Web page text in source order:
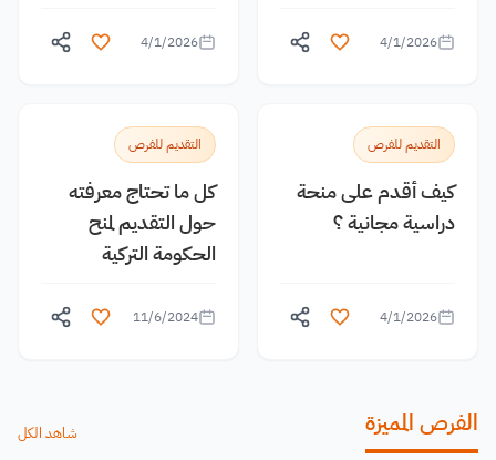
4/1/2026
4/1/2026
التقديم للفرص
كيف أقدم على منحة
دراسية مجانية ؟
4/1/2026
التقديم للفرص
كل ما تحتاج معرفته
حول التقديم لمنح
الحكومة التركية
11/6/2024
الفرص المميزة شاهد الكل